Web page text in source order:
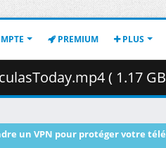
PREMIUM PLUS
( 1.17
un VPN pour protéger votre